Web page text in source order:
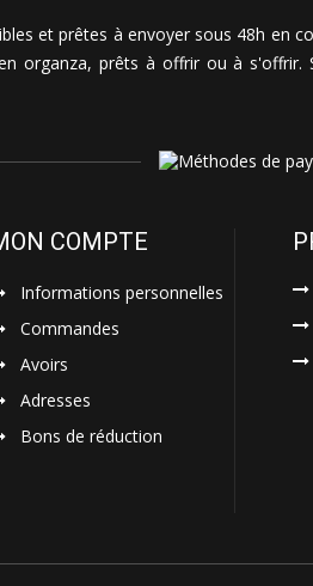
et prêtes à envoyer sous 48h en
organza, prêts à offrir ou à
COMPTE
Informations personnelles
Commandes
Avoirs
Adresses
Bons de réduction